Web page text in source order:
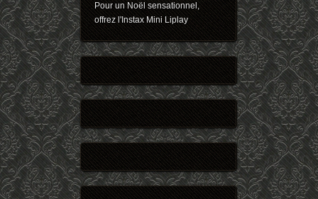
Pour un Noël sensationnel,
offrez l'Instax Mini Liplay